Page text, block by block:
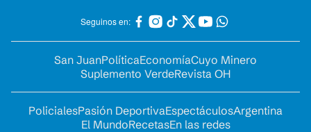
Seguinos en:
San JuanPolíticaEconomíaCuyo Minero
Suplemento VerdeRevista OH
PolicialesPasión DeportivaEspectáculosArgentina
El MundoRecetasEn las redes